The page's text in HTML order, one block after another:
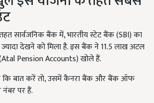
सार्वजनिक बैंक में, भारतीय स्टेट बैंक (SBI) का
देखने को मिला है. इस बैंक ने 11.5 लाख अटल
Pension Accounts) खोले हैं.
बात करें तो, उसमें कैनरा बैंक और बैंक ऑफ
नंबर पर हैं.